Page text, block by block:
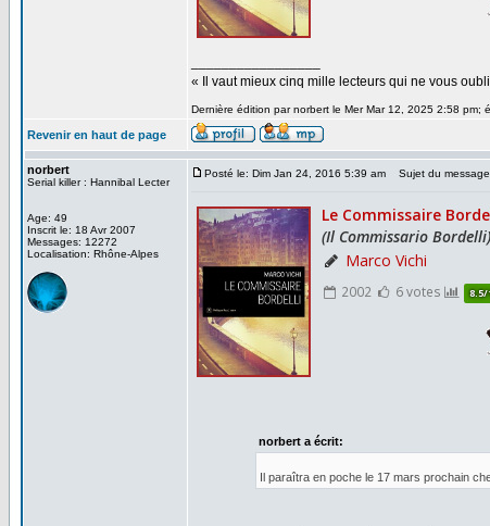
« Il vaut mieux cinq mille lecteurs qui ne vous
Dernière édition par norbert le Mer Mar 12, 2025 2:58 pm;
Revenir en haut de page
norbert
Serial killer : Hannibal Lecter
Age: 49
Inscrit le: 18 Avr 2007
Messages: 12272
Localisation: Rhône-Alpes
Posté le: Dim Jan 24, 2016 5:39 am Sujet du
norbert a écrit:
Il paraîtra en poche le 17 mars prochain